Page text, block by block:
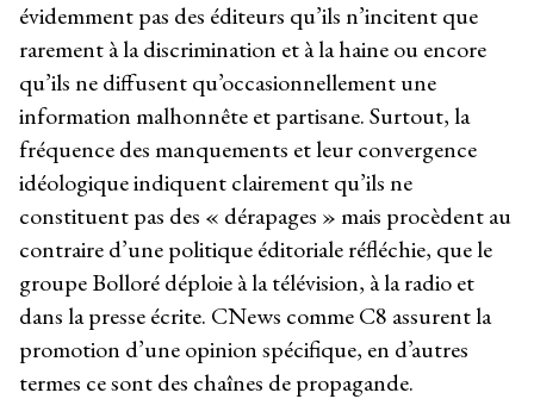
évidemment pas des éditeurs qu’ils n’incitent que
rarement à la discrimination et à la haine ou encore
qu’ils ne diffusent qu’occasionnellement une
information malhonnête et partisane. Surtout, la
fréquence des manquements et leur convergence
idéologique indiquent clairement qu’ils ne
constituent pas des « dérapages » mais procèdent au
contraire d’une politique éditoriale réfléchie, que le
groupe Bolloré déploie à la télévision, à la radio et
dans la presse écrite. CNews comme C8 assurent la
promotion d’une opinion spécifique, en d’autres
termes ce sont des chaînes de propagande.